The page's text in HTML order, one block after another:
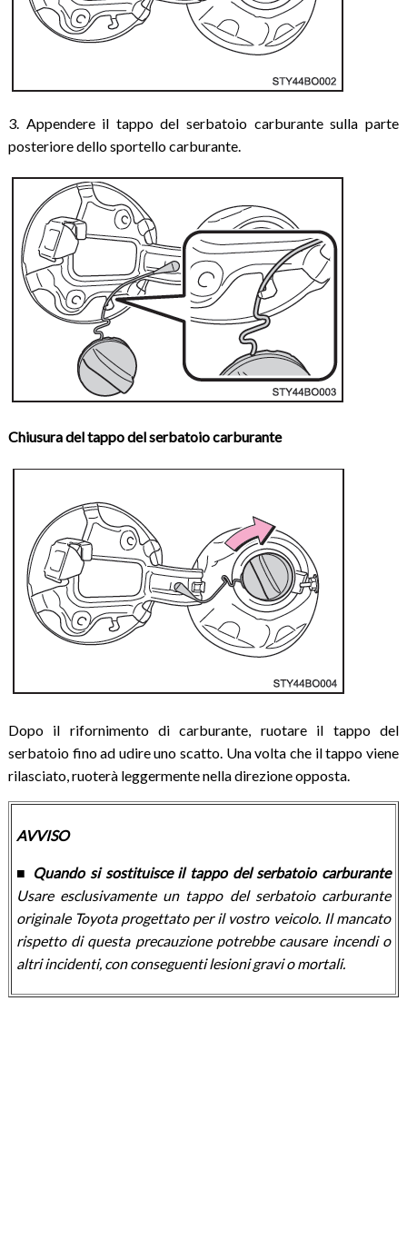
3. Appendere il tappo del serbatoio carburante sulla parte
posteriore dello sportello carburante.
Chiusura del tappo del serbatoio carburante
Dopo il rifornimento di carburante, ruotare il tappo del
serbatoio fino ad udire uno scatto. Una volta che il tappo viene
rilasciato, ruoterà leggermente nella direzione opposta.
AVVISO
■ Quando si sostituisce il tappo del serbatoio carburante
Usare esclusivamente un tappo del serbatoio carburante
originale Toyota progettato per il vostro veicolo. Il mancato
rispetto di questa precauzione potrebbe causare incendi o
altri incidenti, con conseguenti lesioni gravi o mortali.